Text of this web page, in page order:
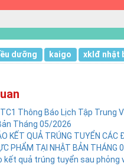
dưỡng kaigo xklđ nhật
Thông Báo Lịch Tập Trung
Tháng 05/2026
KẾT QUẢ TRÚNG TUYỂN CÁC
PHẨM TẠI NHẬT BẢN THÁNG
kết quả trúng tuyển sau phỏng